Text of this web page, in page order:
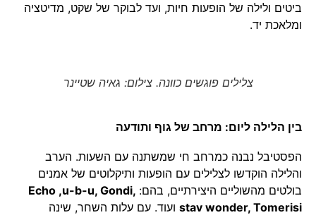
ביטים ולילה של הופעות חיות, ועד לבוקר של שקט, מדיטציה
ומלאכת יד.
צלילים פוגשים כוונה. צילום: גאיה שטיינר
בין הלילה ליום: מרחב של גוף ותודעה
הפסטיבל נבנה כמרחב חי שמשתנה עם השעות. הערב
והלילה הוקדשו לצלילים עם הופעות ותיקלוטים של אמנים
בולטים מהשוליים היצירתיים, בהם: Echo ,u-b-u, Gondi,
stav wonder, Tomerisi ועוד. עם עלות השחר, שינה